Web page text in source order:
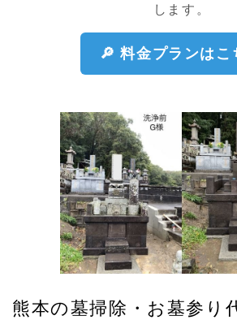
遺品整理費用を抑えられる費用軽減パ
年末お墓掃除の受付中です
2025.09.29
命日ブログはこちらからご覧いただけ
2025.09.14
秋のお彼岸 清掃代行のご予約終了致し
2025.09.01
（金）までです
します。
🔎 料金プランはこ
熊本の墓掃除・お墓参り